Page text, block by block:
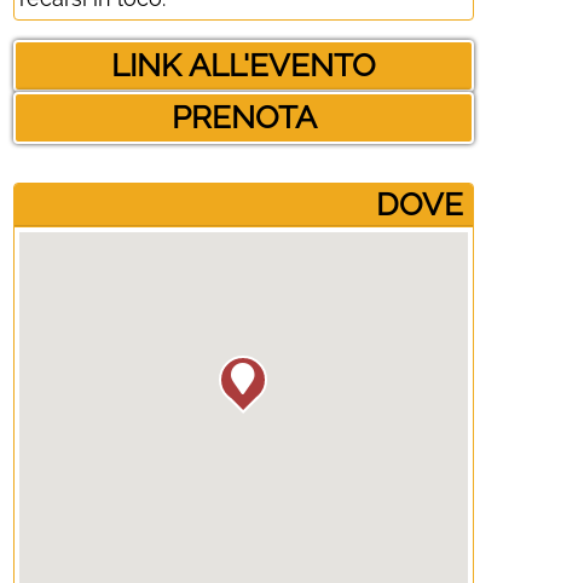
LINK ALL'EVENTO
PRENOTA
­DOVE